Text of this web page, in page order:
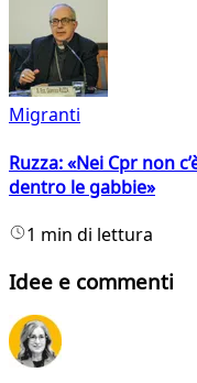
Migranti
Ruzza: «Nei Cpr non
dentro le gabbie»
1 min di lettura
Idee e commenti